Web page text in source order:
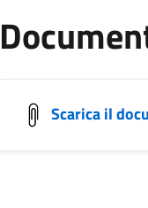
Scarica il